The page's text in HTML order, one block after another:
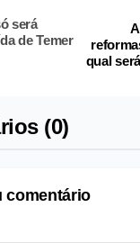
será
de Temer
qual
(0)
comentário